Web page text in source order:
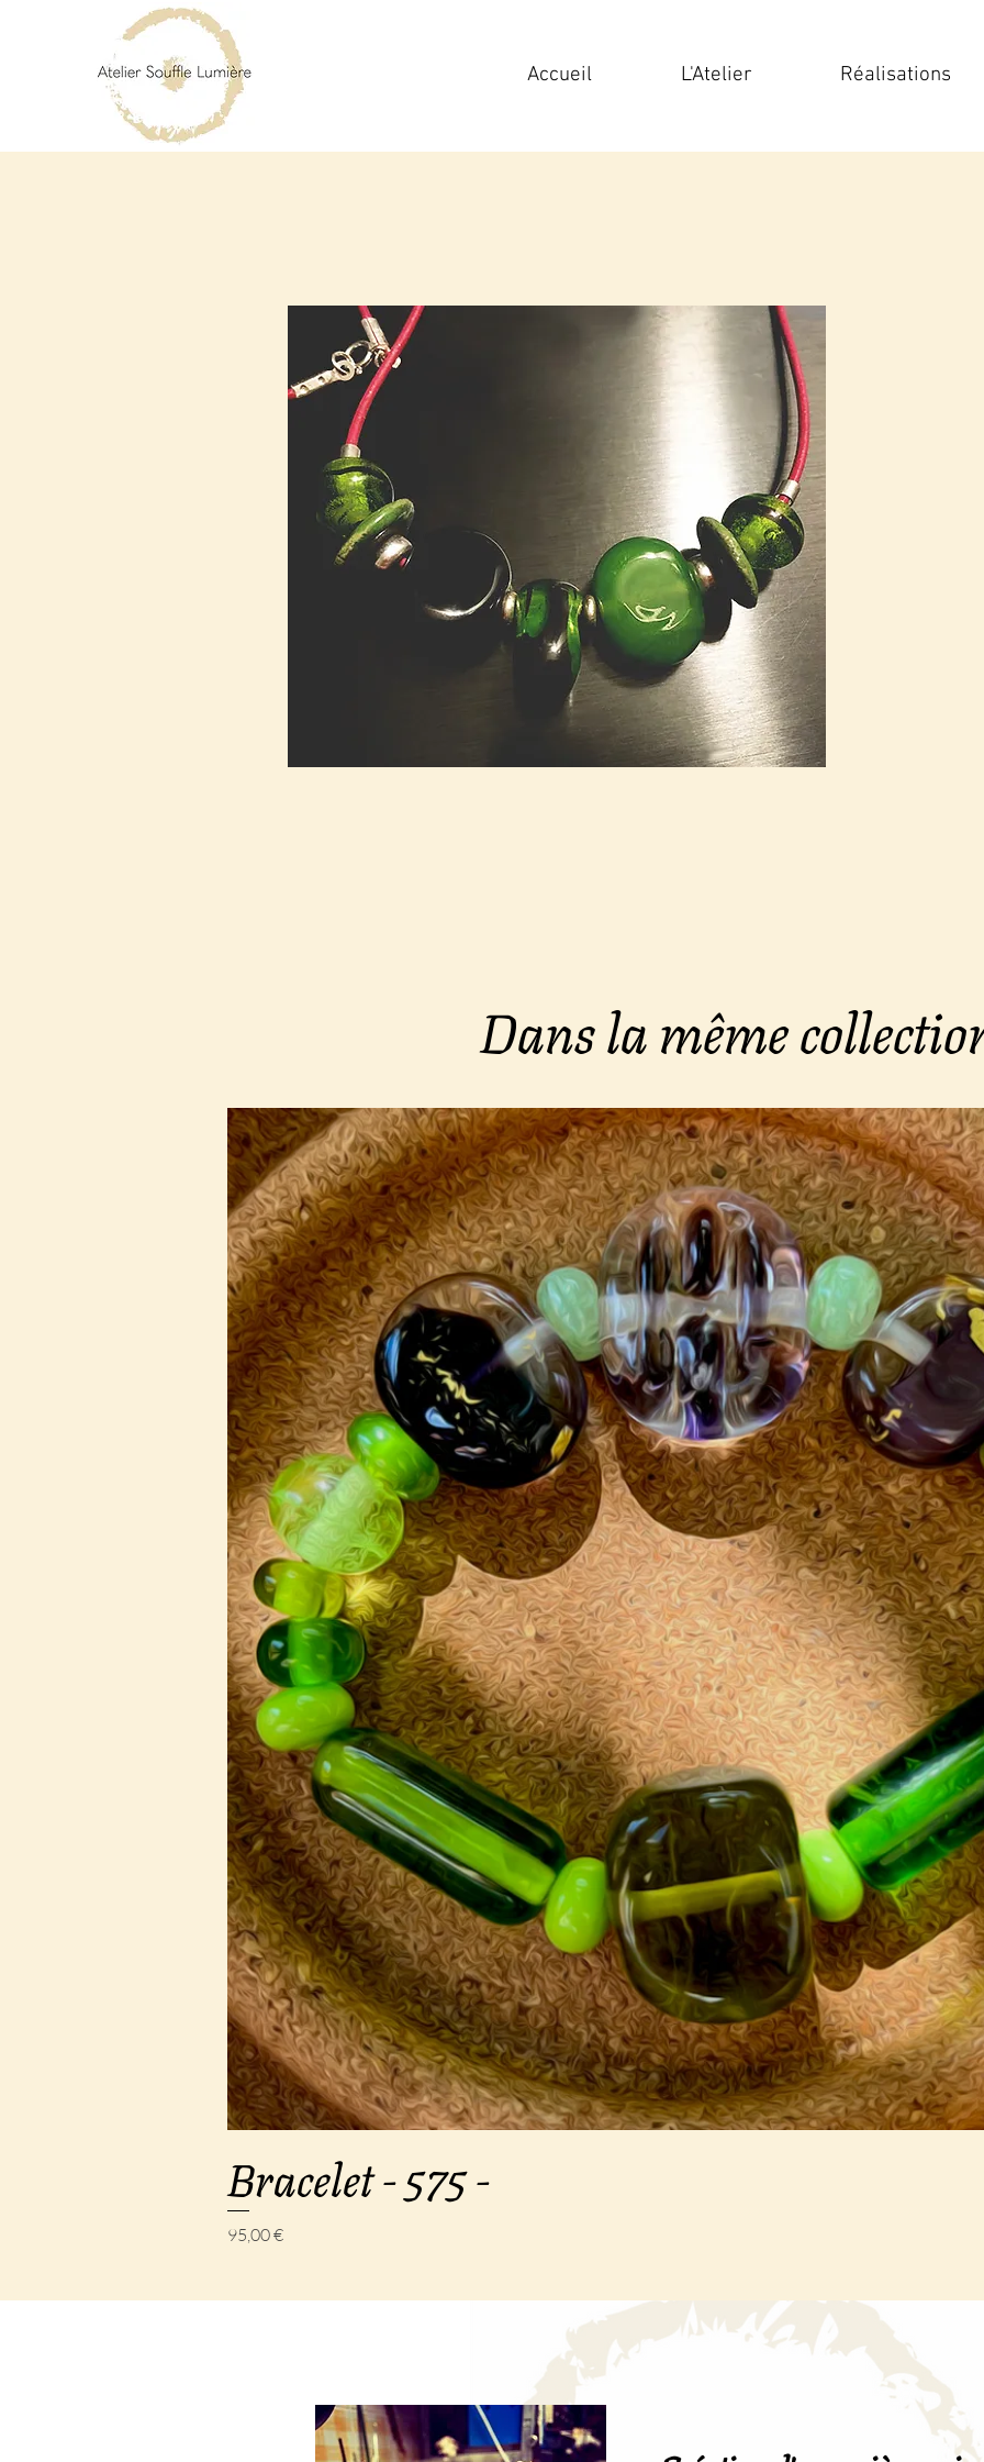
Accueil L'Atelier Réalisations
Dans la même
Bracelet - 575 -
Prix
95,00 €